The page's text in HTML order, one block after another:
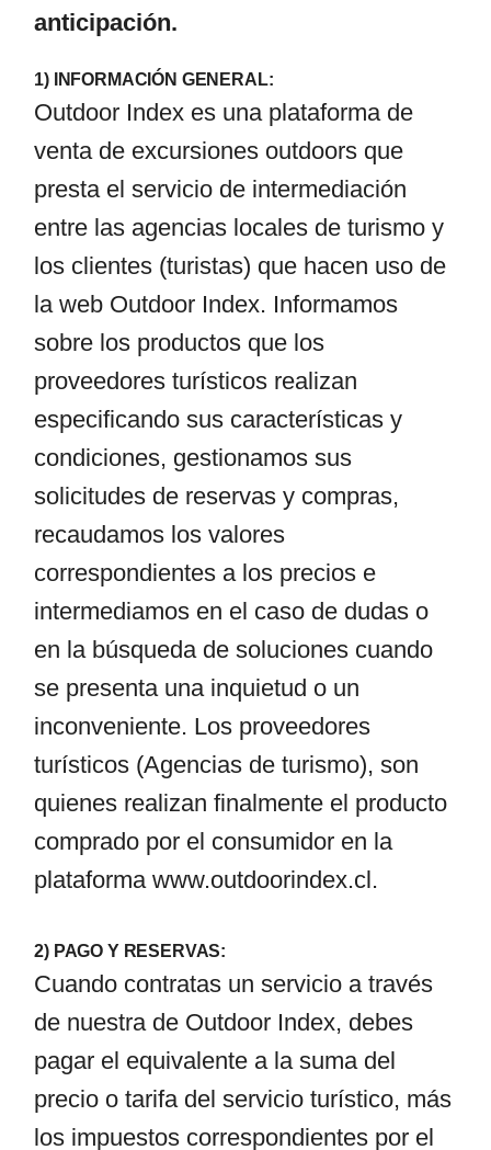
anticipación.
1) INFORMACIÓN GENERAL:
Outdoor Index es una plataforma de
venta de excursiones outdoors que
presta el servicio de intermediación
entre las agencias locales de turismo y
los clientes (turistas) que hacen uso de
la web Outdoor Index. Informamos
sobre los productos que los
proveedores turísticos realizan
especificando sus características y
condiciones, gestionamos sus
solicitudes de reservas y compras,
recaudamos los valores
correspondientes a los precios e
intermediamos en el caso de dudas o
en la búsqueda de soluciones cuando
se presenta una inquietud o un
inconveniente. Los proveedores
turísticos (Agencias de turismo), son
quienes realizan finalmente el producto
comprado por el consumidor en la
plataformawww.outdoorindex.cl.
2) PAGO Y RESERVAS:
Cuando contratas un servicio a través
de nuestra de Outdoor Index, debes
pagar el equivalente a la suma del
precio o tarifa del servicio turístico, más
los impuestos correspondientes por el